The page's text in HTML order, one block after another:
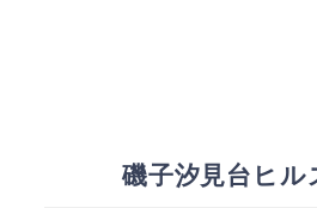
磯子汐見台ヒル